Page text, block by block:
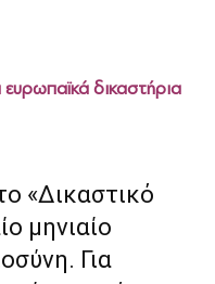
δικαστήρια
«Δικαστικό
μηνιαίο
Για